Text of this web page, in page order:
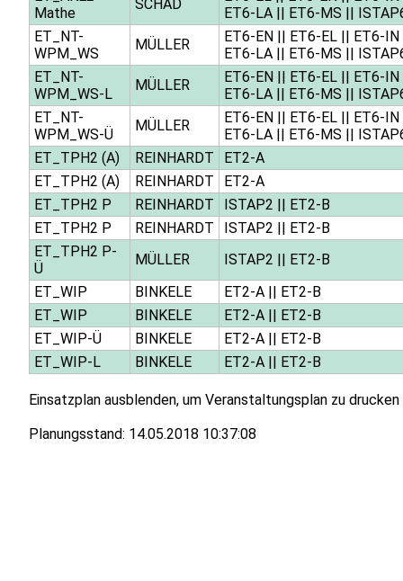
Mathe
SCHAD
ET6-LA|| ET6-MS ||
ET_NT-
WPM_WS
MÜLLER ET6-EN|| ET6-EL|| ET6-IN
ET6-LA|| ET6-MS ||
ET_NT-
WPM_WS-L
MÜLLER ET6-EN|| ET6-EL|| ET6-IN
ET6-LA|| ET6-MS ||
ET_NT-
WPM_WS-Ü
MÜLLER ET6-EN|| ET6-EL|| ET6-IN
ET6-LA|| ET6-MS ||
ET_TPH2 (A)
REINHARDT
ET2-A
ET_TPH2 (A)
REINHARDT
ET2-A
ET_TPH2 P
REINHARDT ISTAP2 || ET2-B
ET_TPH2 P
REINHARDT ISTAP2 || ET2-B
ET_TPH2 P-
Ü
MÜLLER ISTAP2 || ET2-B
ET_WIP
BINKELE ET2-A|| ET2-B
ET_WIP
BINKELE ET2-A|| ET2-B
ET_WIP-Ü
BINKELE ET2-A|| ET2-B
ET_WIP-L
BINKELE ET2-A|| ET2-B
Einsatzplan ausblenden, um Veranstaltungsplan zu drucken
Planungsstand: 14.05.2018 10:37:08